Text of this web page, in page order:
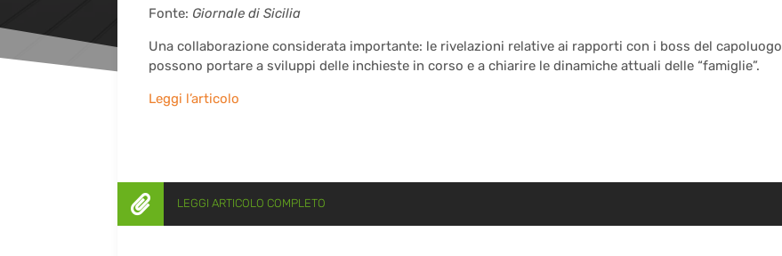
Fonte: Giornale di Sicilia
Una collaborazione considerata importante: le rivelazioni relative ai rapporti con i boss del capoluogo
possono portare a sviluppi delle inchieste in corso e a chiarire le dinamiche attuali delle “famiglie”.
Leggi l’articolo
 LEGGI ARTICOLO COMPLETO